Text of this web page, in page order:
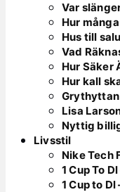
Var
Hur
Hus till
Vad
Hur Säker
Hur kall
Grythyttan
Lisa
Nyttig
Livsstil
Nike Tech
1 Cup To
1 Cup to